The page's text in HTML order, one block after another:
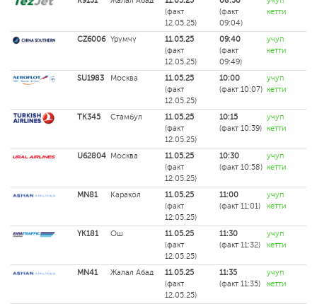
(факт
12.05.25)
(факт
09:04)
кетти
CZ6006 Үрүмчү
11.05.25
(факт
12.05.25)
09:40
(факт
09:49)
учуп
кетти
SU1983 Москва
11.05.25
(факт
12.05.25)
10:00
(факт 10:07)
учуп
кетти
TK345 Стамбул
11.05.25
(факт
12.05.25)
10:15
(факт 10:39)
учуп
кетти
U62804 Москва
11.05.25
(факт
12.05.25)
10:30
(факт 10:58)
учуп
кетти
MN81 Каракол
11.05.25
(факт
12.05.25)
11:00
(факт 11:01)
учуп
кетти
YK181 Ош
11.05.25
(факт
12.05.25)
11:30
(факт 11:32)
учуп
кетти
MN41 Жалал Абад
11.05.25
(факт
12.05.25)
11:35
(факт 11:35)
учуп
кетти